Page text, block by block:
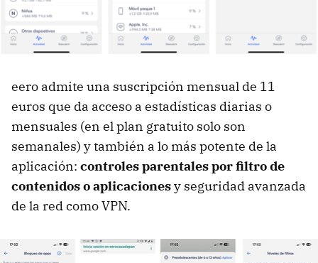
eero admite una suscripción mensual de 11
euros que da acceso a estadísticas diarias o
mensuales (en el plan gratuito solo son
semanales) y también a lo más potente de la
aplicación: controles parentales por filtro de
contenidos o aplicacionesy seguridad avanzada
de la red como VPN.